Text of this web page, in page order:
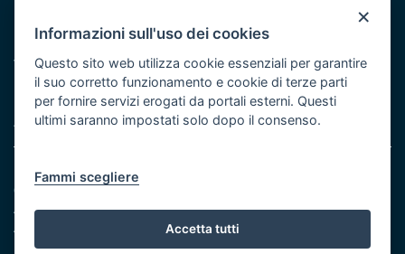
Protezione civile
Vai al sito di Protezione Civile Puglia
Iniziativa finanziata con risorse del POR Puglia 2014/2020 -
Asse XI
Note legali
Cookie e privacy
Amministrazione trasparente
Atti di notifica
Feed RSS
×
Informazioni sull'uso dei cookies
Questo sito web utilizza cookie essenziali per garantire
il suo corretto funzionamento e cookie di terze parti
per fornire servizi erogati da portali esterni. Questi
ultimi saranno impostati solo dopo il consenso.
Fammi scegliere
Accetta tutti